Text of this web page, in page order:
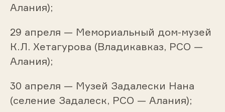
Алания);
29 апреля — Мемориальный дом-музей
К.Л. Хетагурова (Владикавказ, РСО —
Алания);
30 апреля — Музей Задалески Нана
(селение Задалеск, РСО — Алания);